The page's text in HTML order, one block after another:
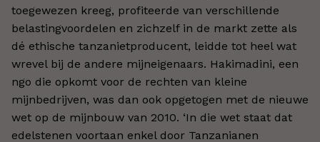
toegewezen kreeg, profiteerde van verschillende
belastingvoordelen en zichzelf in de markt zette als
dé ethische tanzanietproducent, leidde tot heel wat
wrevel bij de andere mijneigenaars. Hakimadini, een
ngo die opkomt voor de rechten van kleine
mijnbedrijven, was dan ook opgetogen met de nieuwe
wet op de mijnbouw van 2010. ‘In die wet staat dat
edelstenen voortaan enkel door Tanzanianen